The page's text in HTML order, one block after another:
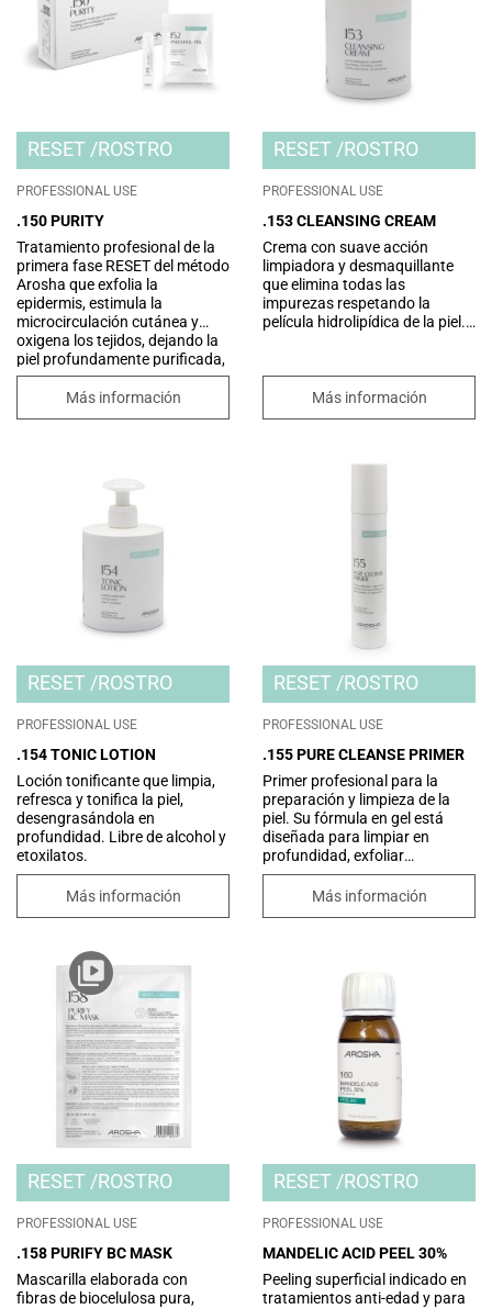
RESET ROSTRO
PROFESSIONAL USE
.150 PURITY
Tratamiento profesional de la
primera fase RESET del método
Arosha que exfolia la
epidermis, estimula la
microcirculación cutánea y
oxigena los tejidos, dejando la
piel profundamente purificada,
renovada y lista para recibir los
siguientes tratamientos
RESTORE y ATTACK.
Más información
RESET ROSTRO
PROFESSIONAL USE
.153 CLEANSING CREAM
Crema con suave acción
limpiadora y desmaquillante
que elimina todas las
impurezas respetando la
película hidrolipídica de la piel.
mantecas vegetales de acción
nutritiva y emoliente, dejando
la piel hidratada y sedosa.
Más información
RESET ROSTRO
PROFESSIONAL USE
.154 TONIC LOTION
Loción tonificante que limpia,
refresca y tonifica la piel,
desengrasándola en
profundidad. Libre de alcohol y
etoxilatos.
Más información
RESET ROSTRO
PROFESSIONAL USE
.155 PURE CLEANSE PRIMER
Primer profesional para la
preparación y limpieza de la
piel. Su fórmula en gel está
diseñada para limpiar en
profundidad, exfoliar
suavemente la piel y minimizar
el tamaño de los poros.
que se aplicarán a
continuación, dejando la piel
radiante, renovada y
visiblemente más suave.
Más información
RESET ROSTRO
PROFESSIONAL USE
.158 PURIFY BC MASK
Mascarilla elaborada con
fibras de biocelulosa pura,
RESET ROSTRO
PROFESSIONAL USE
MANDELIC ACID PEEL 30%
Peeling superficial indicado en
tratamientos anti-edad y para